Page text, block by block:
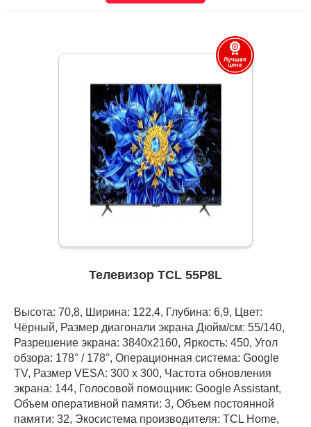
Телевизор TCL 55P8L
Высота: 70,8, Ширина: 122,4, Глубина: 6,9, Цвет:
Чёрный, Размер диагонали экрана Дюйм/см: 55/140,
Разрешение экрана: 3840x2160, Яркость: 450, Угол
обзора: 178° / 178°, Операционная система: Google
TV, Размер VESA: 300 х 300, Частота обновления
экрана: 144, Голосовой помощник: Google Assistant,
Объем оперативной памяти: 3, Объем постоянной
памяти: 32, Экосистема производителя: TCL Home,